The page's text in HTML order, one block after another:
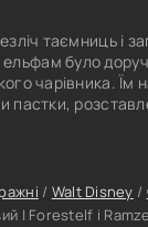
таємниць і
було
чарівника.
пастки,
/ Walt Disney /
| Forestelf i